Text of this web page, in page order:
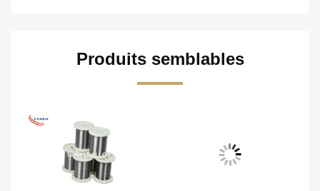
Produits semblables